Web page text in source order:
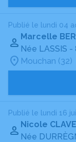
Publié le lundi 04
Marcelle
Née LASSIS -
Mouchan (32)
Publié le lundi 16
Nicole
Née